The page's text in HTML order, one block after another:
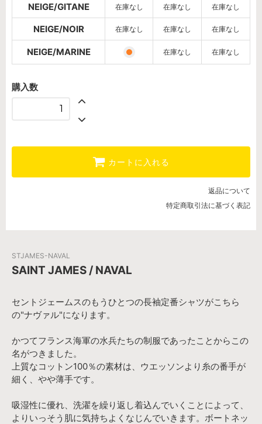
NEIGE/MARINE
NEIGE/GITANE
SOLD OUT
NEIGE/NOIR
SOLD OUT
NEIGE/GITANE
在庫なし 在庫なし 在庫なし
NEIGE/NOIR 在庫なし 在庫なし 在庫なし
NEIGE/MARINE 在庫なし 在庫なし
購入数
カートに入れる
返品について
特定商取引法に基づく表記
STJAMES-NAVAL
SAINT JAMES / NAVAL
セントジェームスのもうひとつの長袖定番シャツがこちら
の"ナヴァル"になります。
かつてフランス海軍の水兵たちの制服であったことからこの
名がつきました。
上質なコットン100％の素材は、ウエッソンより糸の番手が
細く、やや薄手です。
吸湿性に優れ、洗濯を繰り返し着込んでいくことによって、
よりいっそう肌に気持ちよくなじんでいきます。ボートネッ